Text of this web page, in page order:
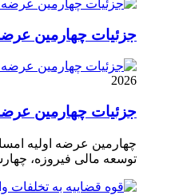
جزئیات چهارمین
2026
جزئیات چهارمین
توسعه مالی فیروزه،